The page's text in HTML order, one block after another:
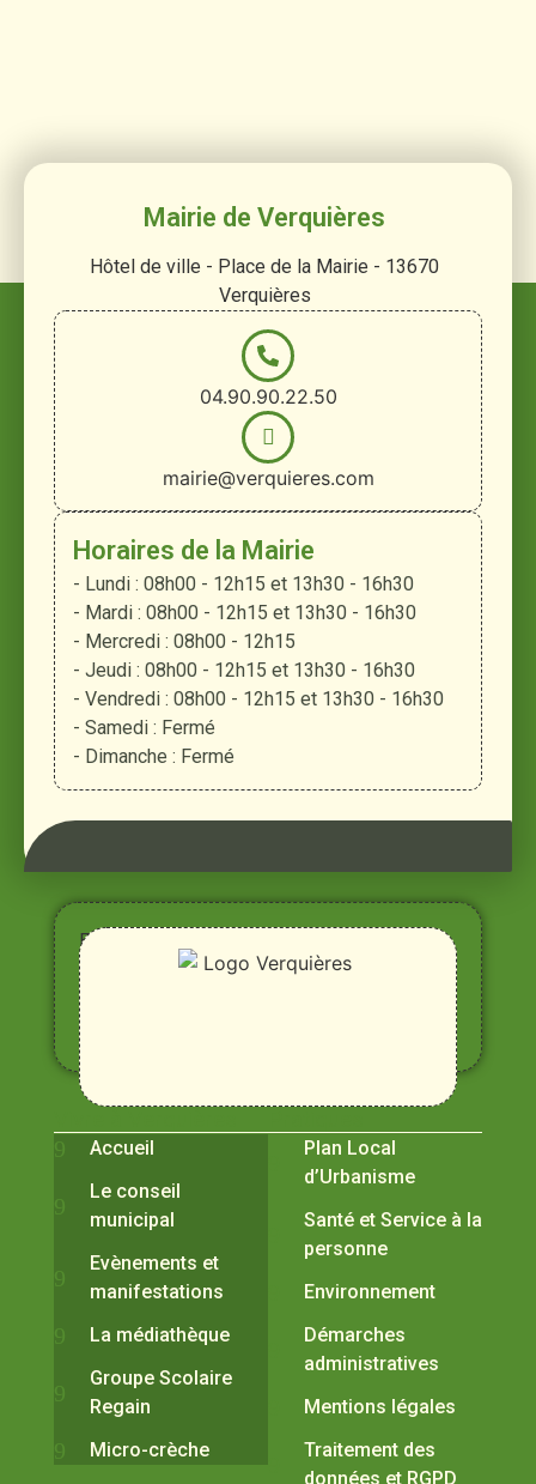
Mairie de Verquières
Hôtel de ville - Place de la Mairie - 13670
Verquières
04.90.90.22.50
mairie@verquieres.com
Horaires de la Mairie
- Lundi : 08h00 - 12h15 et 13h30 - 16h30
- Mardi : 08h00 - 12h15 et 13h30 - 16h30
- Mercredi : 08h00 - 12h15
- Jeudi : 08h00 - 12h15 et 13h30 - 16h30
- Vendredi : 08h00 - 12h15 et 13h30 - 16h30
- Samedi : Fermé
- Dimanche : Fermé
Entre
Rhône,
Alpilles
et
Durance
Accueil
Le conseil
municipal
Evènements et
manifestations
La médiathèque
Groupe Scolaire
Regain
Micro-crèche
Plan Local
d’Urbanisme
Santé et Service à la
personne
Environnement
Démarches
administratives
Mentions légales
Traitement des
données et RGPD